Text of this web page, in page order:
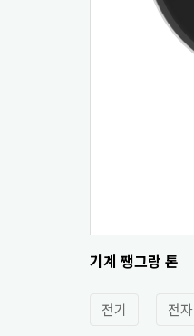
기계 쨍그랑 톤
전기 전자